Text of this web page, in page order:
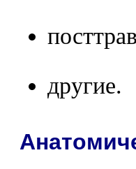
другие.